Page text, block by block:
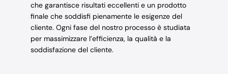
che garantisce risultati eccellenti e un prodotto
finale che soddisfi pienamente le esigenze del
cliente. Ogni fase del nostro processo è studiata
per massimizzare l’efficienza, la qualità e la
soddisfazione del cliente.